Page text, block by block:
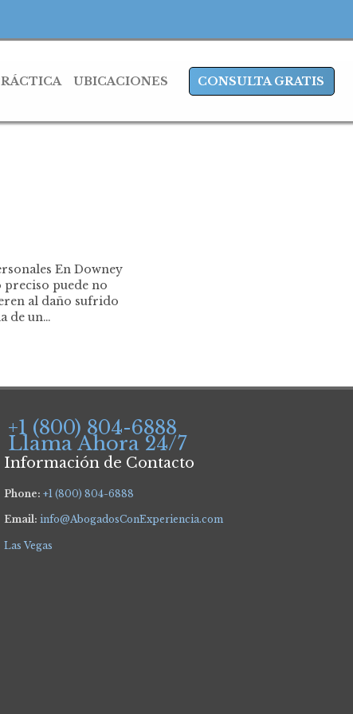
UBICACIONES CONSULTA GRATIS
En Downey
preciso puede no
al daño sufrido
de un…
+1 (800) 804-6888
Llama Ahora 24/7
Información de Contacto
Phone: +1 (800) 804-6888
Email: info@AbogadosConExperiencia.com
Las Vegas